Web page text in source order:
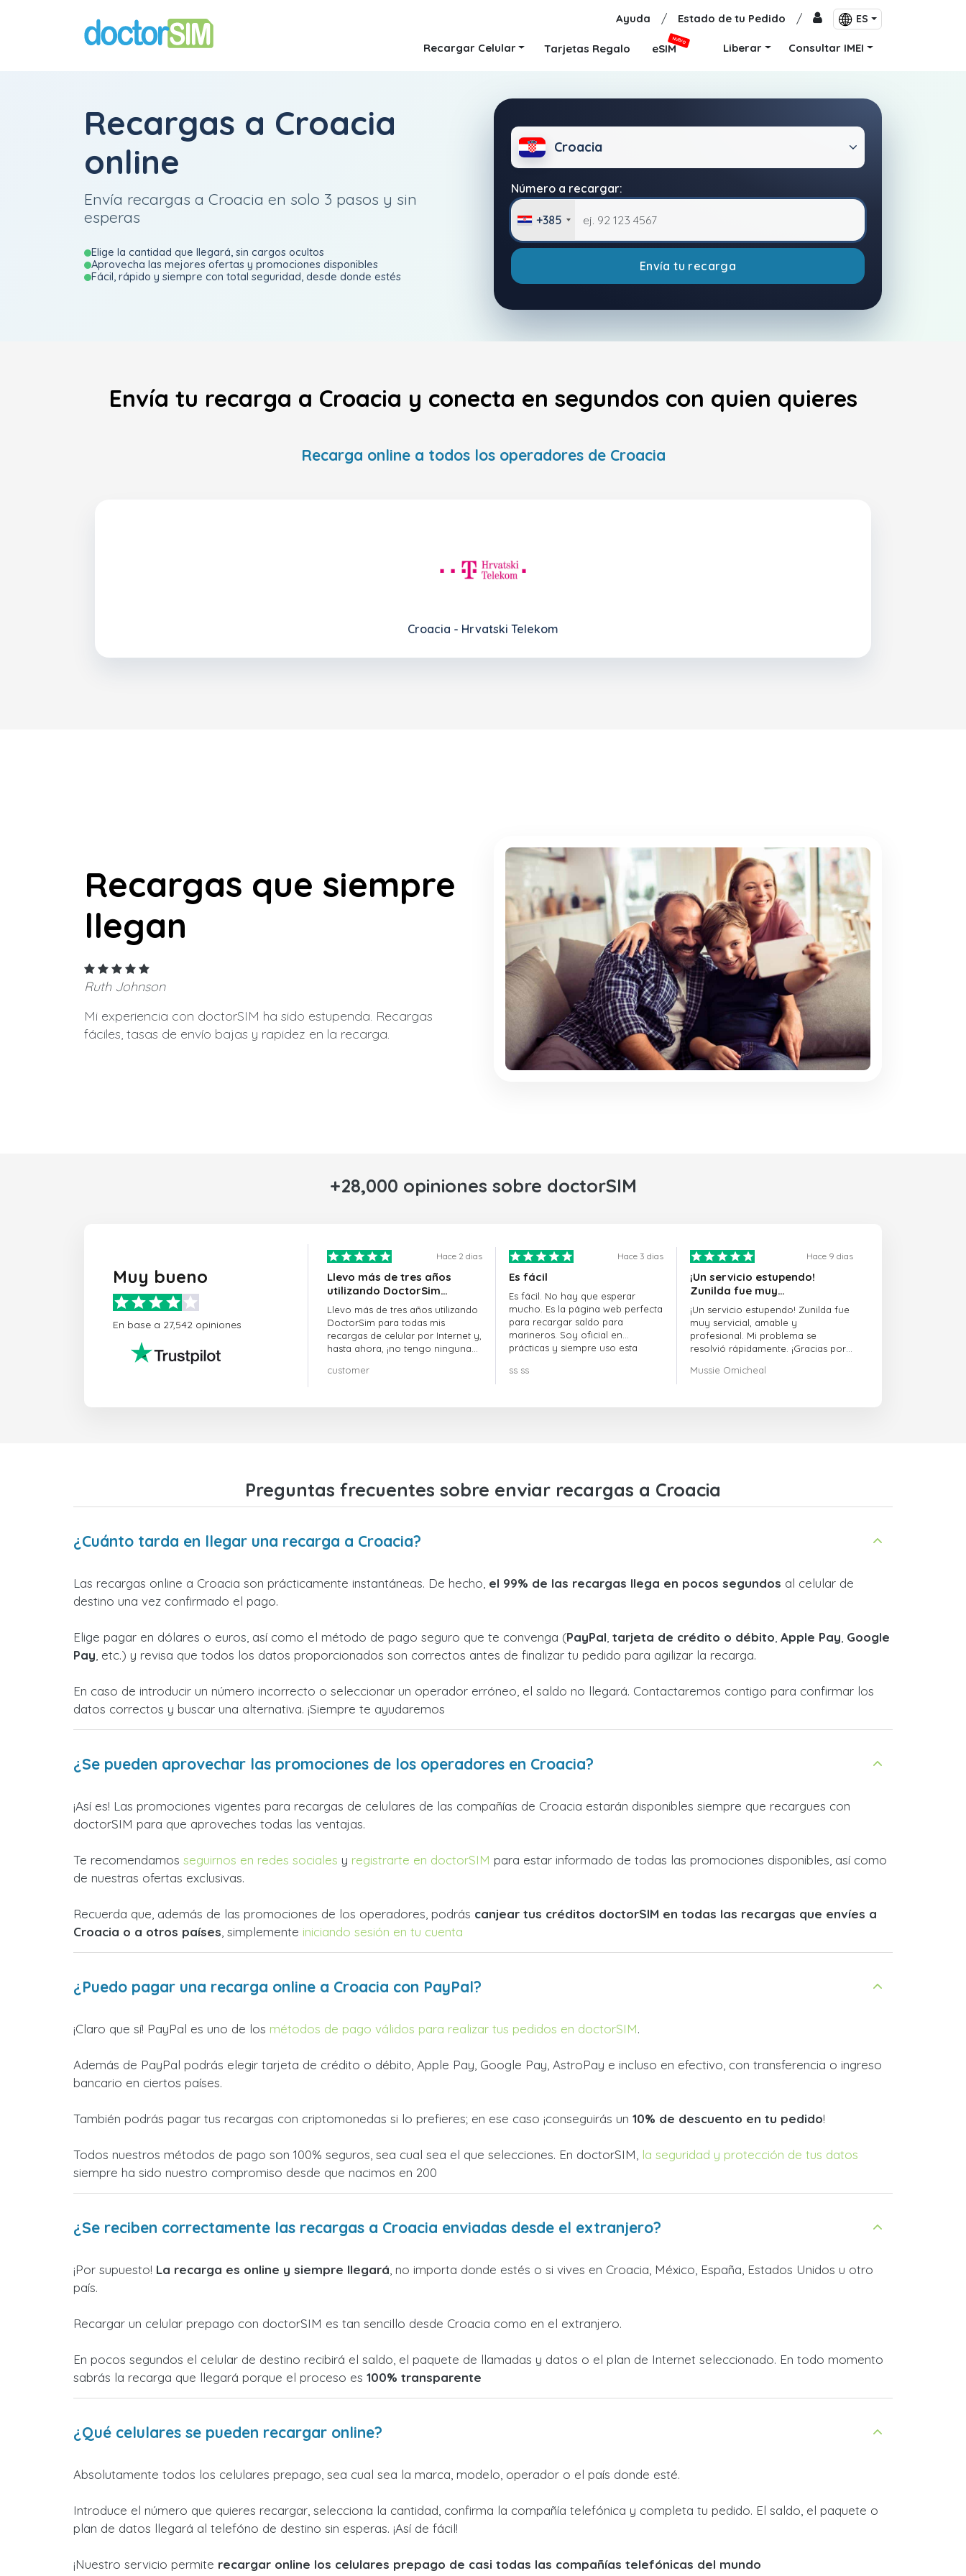
Ayuda / Estado de tu Pedido / ES
Recargar Celular Tarjetas Regalo eSIM
NUEVO
Liberar Consultar IMEI
Recargas a Croacia
online
Envía recargas a Croacia en solo 3 pasos y sin
esperas
Elige la cantidad que llegará, sin cargos ocultos
Aprovecha las mejores ofertas y promociones disponibles
Fácil, rápido y siempre con total seguridad, desde donde estés
Croacia
Número a recargar:
+385
Envía tu recarga
Envía tu recarga a Croacia y conecta en segundos con quien quieres
Recarga online a todos los operadores de Croacia
Croacia - Hrvatski Telekom
Recargas que siempre
llegan
Ruth Johnson
Mi experiencia con doctorSIM ha sido estupenda. Recargas
fáciles, tasas de envío bajas y rapidez en la recarga.
+28,000 opiniones sobre doctorSIM
Muy bueno
En base a 27,542 opiniones
Hace 2 dias
Llevo más de tres años
utilizando DoctorSim…
Llevo más de tres años utilizando
DoctorSim para todas mis
recargas de celular por Internet y,
hasta ahora, ¡no tengo ninguna
customer
Hace 3 dias
Es fácil
Es fácil. No hay que esperar
mucho. Es la página web perfecta
para recargar saldo para
marineros. Soy oficial en
prácticas y siempre uso esta
ss ss
Hace 9 dias
¡Un servicio estupendo!
Zunilda fue muy…
¡Un servicio estupendo! Zunilda fue
muy servicial, amable y
profesional. Mi problema se
resolvió rápidamente. ¡Gracias por
Mussie Omicheal
Preguntas frecuentes sobre enviar recargas a Croacia
¿Cuánto tarda en llegar una recarga a Croacia?
Las recargas online a Croacia son prácticamente instantáneas. De hecho, el 99% de las recargas llega en pocos segundos al celular de
destino una vez confirmado el pago.
Elige pagar en dólares o euros, así como el método de pago seguro que te convenga (PayPal tarjeta de crédito o débito Apple Pay Google
Pay , etc.) y revisa que todos los datos proporcionados son correctos antes de finalizar tu pedido para agilizar la recarga.
En caso de introducir un número incorrecto o seleccionar un operador erróneo, el saldo no llegará. Contactaremos contigo para confirmar los
datos correctos y buscar una alternativa. ¡Siempre te ayudaremos
¿Se pueden aprovechar las promociones de los operadores en Croacia?
¡Así es! Las promociones vigentes para recargas de celulares de las compañías de Croacia estarán disponibles siempre que recargues con
doctorSIM para que aproveches todas las ventajas.
Te recomendamos seguirnos en redes sociales y registrarte en doctorSIM para estar informado de todas las promociones disponibles, así como
de nuestras ofertas exclusivas.
Recuerda que, además de las promociones de los operadores, podrás canjear tus créditos doctorSIM en todas las recargas que envíes a
Croacia o a otros países , simplemente iniciando sesión en tu cuenta
¿Puedo pagar una recarga online a Croacia con PayPal?
¡Claro que sí! PayPal es uno de los métodos de pago válidos para realizar tus pedidos en doctorSIM.
Además de PayPal podrás elegir tarjeta de crédito o débito, Apple Pay, Google Pay, AstroPay e incluso en efectivo, con transferencia o ingreso
bancario en ciertos países.
También podrás pagar tus recargas con criptomonedas si lo prefieres; en ese caso ¡conseguirás un 10% de descuento en tu pedido!
Todos nuestros métodos de pago son 100% seguros, sea cual sea el que selecciones. En doctorSIM, la seguridad y protección de tus datos
siempre ha sido nuestro compromiso desde que nacimos en 200
¿Se reciben correctamente las recargas a Croacia enviadas desde el extranjero?
¡Por supuesto! La recarga es online y siempre llegará , no importa donde estés o si vives en Croacia, México, España, Estados Unidos u otro
país.
Recargar un celular prepago con doctorSIM es tan sencillo desde Croacia como en el extranjero.
En pocos segundos el celular de destino recibirá el saldo, el paquete de llamadas y datos o el plan de Internet seleccionado. En todo momento
sabrás la recarga que llegará porque el proceso es 100% transparente
¿Qué celulares se pueden recargar online?
Absolutamente todos los celulares prepago, sea cual sea la marca, modelo, operador o el país donde esté.
Introduce el número que quieres recargar, selecciona la cantidad, confirma la compañía telefónica y completa tu pedido. El saldo, el paquete o
plan de datos llegará al telefóno de destino sin esperas. ¡Así de fácil!
¡Nuestro servicio permite recargar online los celulares prepago de casi todas las compañías telefónicas del mundo